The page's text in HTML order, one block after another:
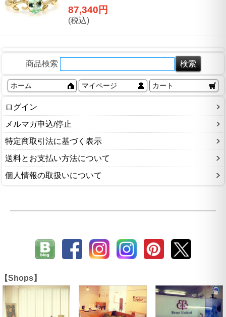
87,340円
(税込)
商品検索
ホーム マイページ カート
ログイン
メルマガ申込/停止
特定商取引法に基づく表示
送料とお支払い方法について
個人情報の取扱いについて
【Shops】